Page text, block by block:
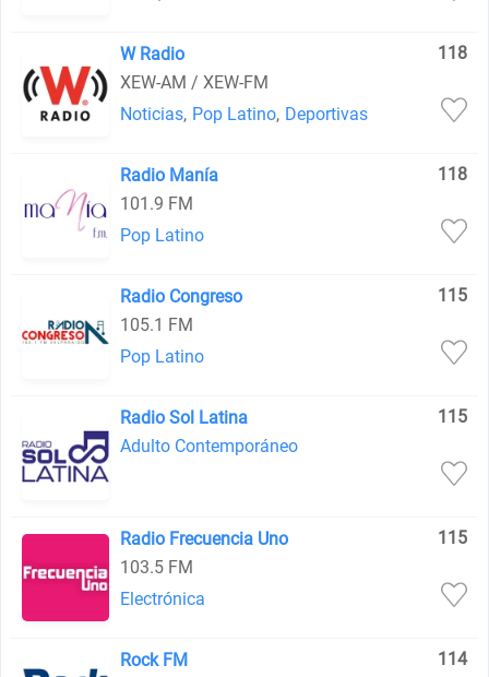
W Radio
118
XEW-AM / XEW-FM
Noticias, Pop Latino, Deportivas
Radio Manía
118
101.9 FM
Pop Latino
Radio Congreso
115
105.1 FM
Pop Latino
Radio Sol Latina
115
Adulto Contemporáneo
Radio Frecuencia Uno
115
103.5 FM
Electrónica
Rock FM
114